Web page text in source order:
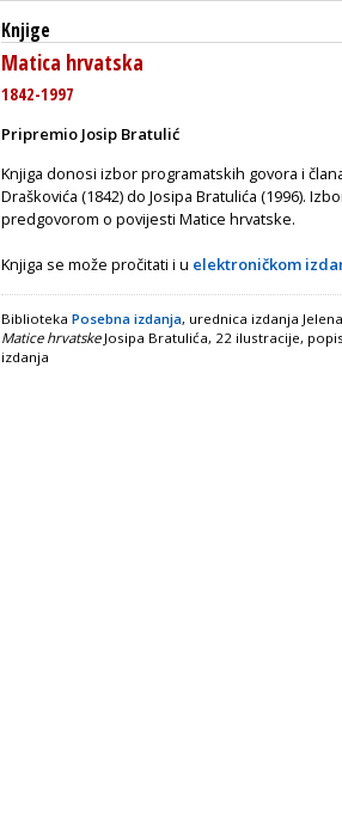
Knjige
Matica hrvatska
1842-1997
Pripremio Josip Bratulić
Knjiga donosi izbor programatskih govora i
Draškovića (1842) do Josipa Bratulića (1996).
predgovorom o povijesti Matice hrvatske.
Knjiga se može pročitati i u elektroničkom
Biblioteka Posebna izdanja, urednica izdanja
Matice hrvatskeJosipa Bratulića, 22 ilustracije,
izdanja